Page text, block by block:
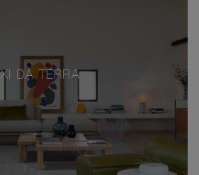
XI DA TERRA